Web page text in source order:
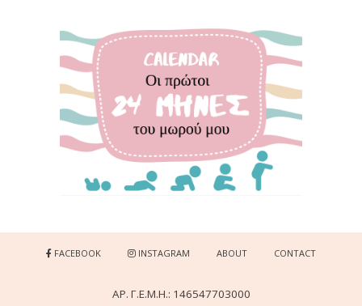
FACEBOOK INSTAGRAM ABOUT CONTACT
ΑΡ. Γ.Ε.Μ.Η.: 146547703000